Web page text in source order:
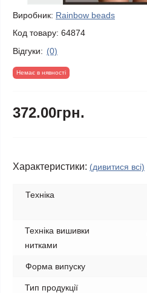
Виробник: Rainbow beads
Код товару: 64874
Відгуки: (0)
Немає в нявності
372.00грн.
Характеристики: (дивитися всі)
Техніка
Техніка вишивки
нитками
Форма випуску
Тип продукції